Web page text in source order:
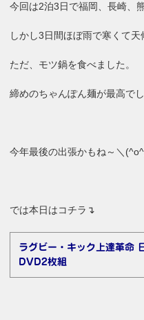
今回は2泊3日で福岡、長崎、
しかし3日間ほぼ雨で寒くて天
ただ、モツ鍋を食べました。
締めのちゃんぽん麺が最高でし
今年最後の出張かもね～＼
では本日はコチラ↴
ラグビー・キック上達革
DVD2枚組